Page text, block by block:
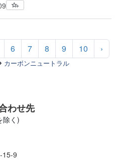
カーボンニュートラル
6 7 8 9 10 ›
わせ先
除く)
15-9